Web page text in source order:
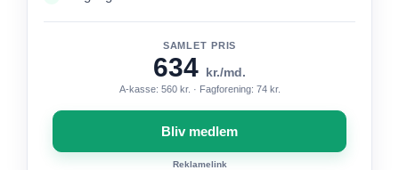
SAMLET PRIS
634 kr./md.
A-kasse: 560 kr. · Fagforening: 74 kr.
Bliv medlem
Reklamelink